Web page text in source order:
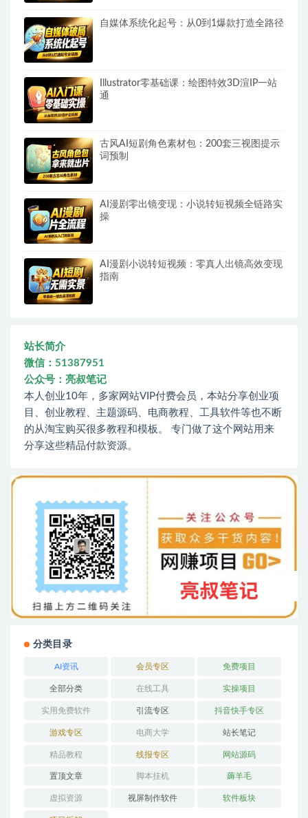
自媒体系统化起号：从0到1爆款打造全路径
Illustrator零基础课：绘图特效3D渲IP一站
通
古风AI短剧角色素材包：200套三视图提示
词预制
AI漫剧零出镜变现：小说转短视频全链路实
操
AI漫剧小说转短视频：零真人出镜高效变现
指南
站长简介
微信：51387951
公众号：亮叔笔记
本人创业10年，多家网站VIP付费会员，本站分享创业项
目、创业教程、主题源码、电商教程、工具软件等也不断
的从淘宝购买很多教程和模板。 专门做了这个网站用来
分享这些精品付款资源。
分类目录
AI资讯 会员专区 免费项目
全部分类 在线工具 实操项目
实用免费软件 引流专区 抖音快手专区
游戏专区 电商大学 站长笔记
精品教程 线报专区 网站源码
置顶文章 脚本挂机 薅羊毛
虚拟资源 视屏制作软件 软件板块